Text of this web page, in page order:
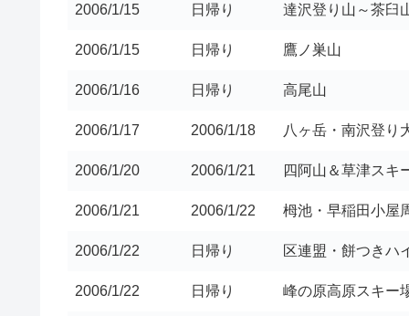
2006/1/15 日帰り 達沢登り山～茶臼
2006/1/15 日帰り 鷹ノ巣山
2006/1/16 日帰り 高尾山
2006/1/17 2006/1/18 八ヶ岳・南沢登り
2006/1/20 2006/1/21 四阿山＆草津スキ
2006/1/21 2006/1/22 栂池・早稲田小屋
2006/1/22 日帰り 区連盟・餅つきハ
2006/1/22 日帰り 峰の原高原スキー